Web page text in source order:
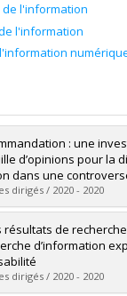
l'information
l'information
: une
d’opinions pour la
dans une
dirigés / 2020 - 2020
Baiocchi, Marcela
:Ph. D.
dans Papyrus
résultats de
d’information
dirigés / 2020 - 2020